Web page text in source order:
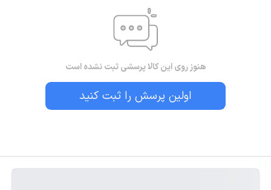
هنوز روی این کالا پرسشی ثبت نشده است
اولین پرسش را ثبت کنید